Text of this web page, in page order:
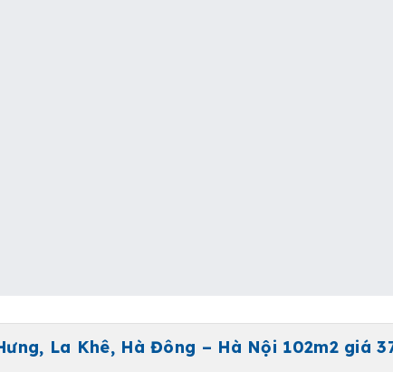
La Khê, Hà Đông – Hà Nội 102m2 giá